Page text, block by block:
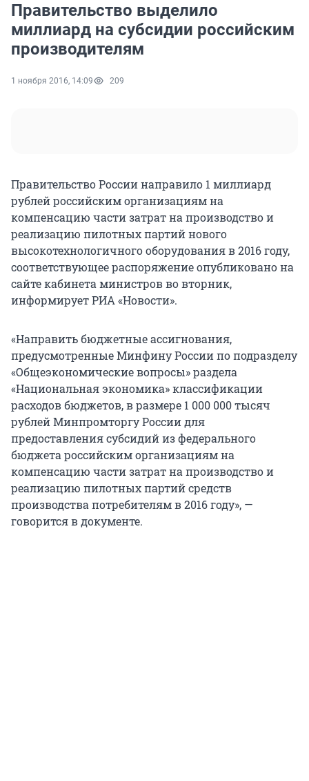
Правительство выделило
миллиард на субсидии российским
производителям
1 ноября 2016, 14:09 209
Правительство России направило 1 миллиард
рублей российским организациям на
компенсацию части затрат на производство и
реализацию пилотных партий нового
высокотехнологичного оборудования в 2016 году,
соответствующее распоряжение опубликовано на
сайте кабинета министров во вторник,
информирует РИА «Новости».
«Направить бюджетные ассигнования,
предусмотренные Минфину России по подразделу
«Общеэкономические вопросы» раздела
«Национальная экономика» классификации
расходов бюджетов, в размере 1 000 000 тысяч
рублей Минпромторгу России для
предоставления субсидий из федерального
бюджета российским организациям на
компенсацию части затрат на производство и
реализацию пилотных партий средств
производства потребителям в 2016 году», —
говорится в документе.